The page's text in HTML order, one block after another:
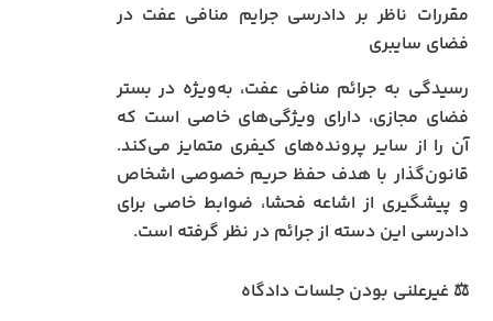
مقررات ناظر بر دادرسی جرایم منافی عفت در
فضای سایبری
رسیدگی به جرائم منافی عفت، به‌ویژه در بستر
فضای مجازی، دارای ویژگی‌های خاصی است که
آن را از سایر پرونده‌های کیفری متمایز می‌کند.
قانون‌گذار با هدف حفظ حریم خصوصی اشخاص
و پیشگیری از اشاعه فحشا، ضوابط خاصی برای
دادرسی این دسته از جرائم در نظر گرفته است.
⚖️ غیرعلنی بودن جلسات دادگاه